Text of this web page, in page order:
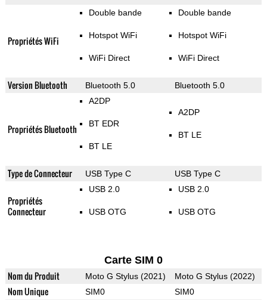
Propriétés WiFi
Double bande
Hotspot WiFi
WiFi Direct
Double bande
Hotspot WiFi
WiFi Direct
Version Bluetooth Bluetooth 5.0 Bluetooth 5.0
Propriétés Bluetooth
A2DP
BT EDR
BT LE
A2DP
BT LE
Type de Connecteur USB Type C USB Type C
Propriétés
Connecteur
USB 2.0
USB OTG
USB 2.0
USB OTG
Carte SIM 0
Nom du Produit Moto G Stylus (2021) Moto G Stylus (2022)
Nom Unique SIM0 SIM0